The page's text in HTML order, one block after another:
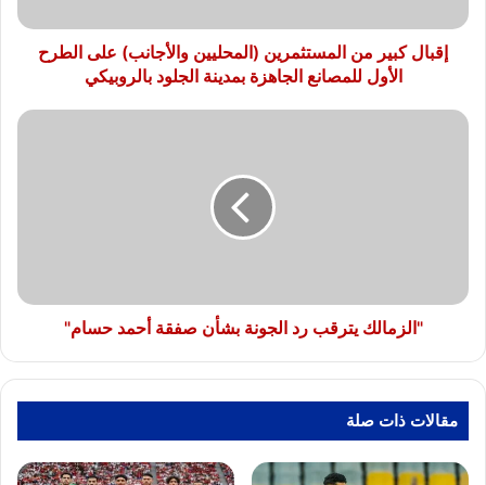
الأول
للمصانع
الجلود
إقبال كبير من المستثمرين (المحليين والأجانب) على الطرح
الأول للمصانع الجاهزة بمدينة الجلود بالروبيكي
"الزمالك
"الزمالك يترقب رد الجونة بشأن صفقة أحمد حسام"
مقالات ذات صلة